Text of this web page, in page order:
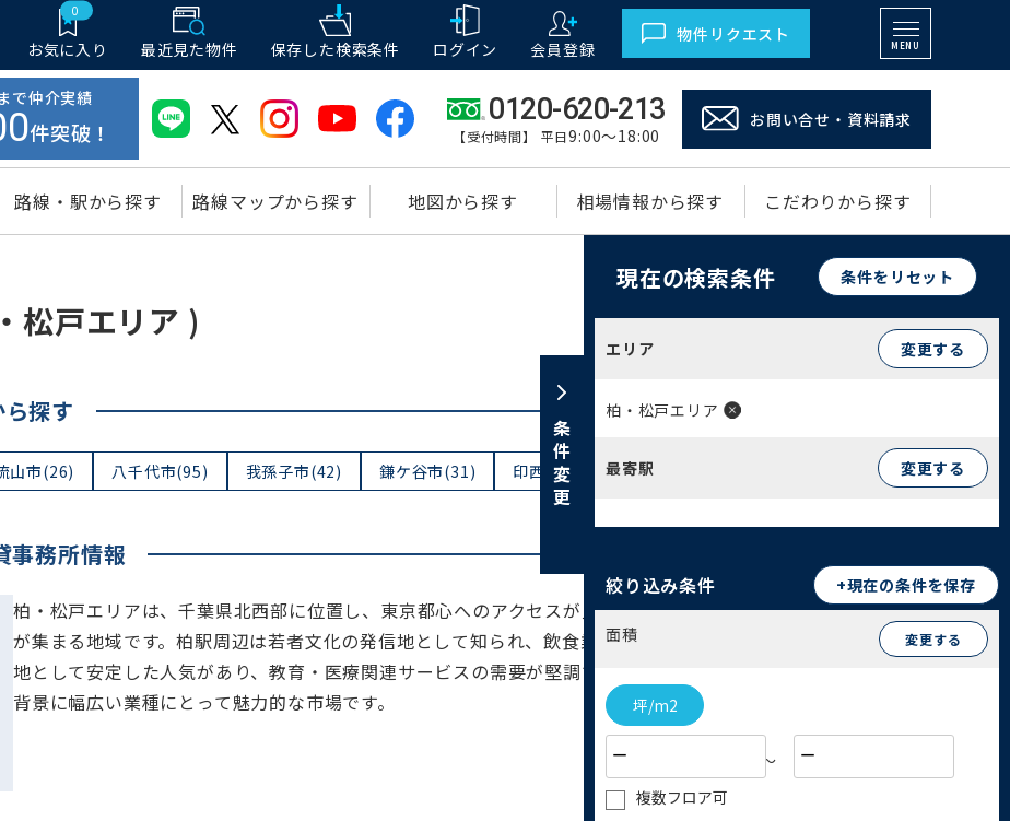
0
お気に入り 最近見た物件 保存した検索条件 ログイン 会員登録
物件リクエスト
MENU
で仲介実績
件突破！
0120-620-213
【受付時間】 平日9:00～18:00
お問い合せ・資料請求
路線・駅から探す 路線マップから探す 地図から探す 相場情報から探す こだわりから探す
条件変更
現在の検索条件 条件をリセット
エリア 変更する
柏・松戸エリア
最寄駅 変更する
絞り込み条件 +現在の条件を保存
面積 変更する
坪/m2
〜
複数フロア可
松戸エリア )
探す
山市(26) 八千代市(95) 我孫子市(42) 鎌ケ谷市(31) 印西市(26) 白井市(19)
事務所情報
柏・松戸エリアは、千葉県北西部に位置し、東京都心へのアクセスが良好でありながら、大規模商業施設や大学
が集まる地域です。柏駅周辺は若者文化の発信地として知られ、飲食業や小売業に強みがあります。松戸は住宅
地として安定した人気があり、教育・医療関連サービスの需要が堅調です。ビジネス視点では、多様な顧客層を
背景に幅広い業種にとって魅力的な市場です。